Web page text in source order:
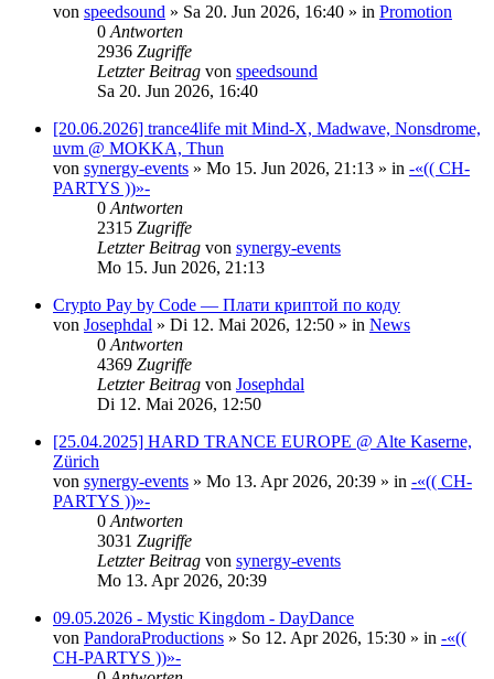
von speedsound » Sa 20. Jun 2026, 16:40 » in Promotion
0 Antworten
2936 Zugriffe
Letzter Beitrag von speedsound
Sa 20. Jun 2026, 16:40
[20.06.2026] trance4life mit Mind-X, Madwave, Nonsdrome,
uvm @ MOKKA, Thun
von synergy-events » Mo 15. Jun 2026, 21:13 » in -«(( CH-
PARTYS ))»-
0 Antworten
2315 Zugriffe
Letzter Beitrag von synergy-events
Mo 15. Jun 2026, 21:13
Crypto Pay by Code — Плати криптой по коду
von Josephdal » Di 12. Mai 2026, 12:50 » in News
0 Antworten
4369 Zugriffe
Letzter Beitrag von Josephdal
Di 12. Mai 2026, 12:50
[25.04.2025] HARD TRANCE EUROPE @ Alte Kaserne,
Zürich
von synergy-events » Mo 13. Apr 2026, 20:39 » in -«(( CH-
PARTYS ))»-
0 Antworten
3031 Zugriffe
Letzter Beitrag von synergy-events
Mo 13. Apr 2026, 20:39
09.05.2026 - Mystic Kingdom - DayDance
von PandoraProductions » So 12. Apr 2026, 15:30 » in -«((
CH-PARTYS ))»-